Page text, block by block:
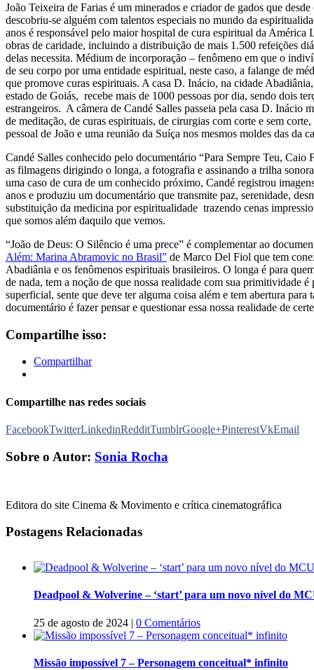
João Teixeira de Farias é um minerados e criador de gados que desde
descobriu-se alguém com talentos especiais no mundo da
anos é responsável pelo maior hospital de cura espiritual da América
obras de caridade, incluindo a distribuição de mais 1.500 refeições
delas necessita. Médium de incorporação – fenômeno em que o
de seu corpo por uma entidade espiritual, neste caso, a falange de
que promove curas espirituais. A casa D. Inácio, na cidade
estado de Goiás, recebe mais de 1000 pessoas por dia, sendo dois
estrangeiros. A câmera de Candé Salles passeia pela casa D. Inácio
de meditação, de curas espirituais, de cirurgias com corte e sem
pessoal de João e uma reunião da Suíça nos mesmos moldes das da
Candé Salles conhecido pelo documentário “Para Sempre Teu, Caio
as filmagens dirigindo o longa, a fotografia e assinando a trilha
uma caso de cura de um conhecido próximo, Candé registrou
anos e produziu um documentário que transmite paz, serenidade,
substituição da medicina por espiritualidade trazendo cenas
que somos além daquilo que vemos.
“João de Deus: O Silêncio é uma prece” é complementar ao
Além: Marina Abramovic no Brasil” de Marco Del Fiol que tem
Abadiânia e os fenômenos espirituais brasileiros. O longa é para
de nada, tem a noção de que nossa realidade com sua primitividade é
superficial, sente que deve ter alguma coisa além e tem abertura para
documentário é fazer pensar e questionar essa nossa realidade de
Compartilhe isso:
Compartilhar
Compartilhe nas redes sociais
FacebookTwitterLinkedinRedditTumblrGoogle+PinterestVkEmail
Sobre o Autor: Sonia Rocha
Editora do site Cinema & Movimento e crítica cinematográfica
Postagens Relacionadas
Deadpool & Wolverine – ‘start’ para um novo nível do
25 de agosto de 2024 | 0 Comentários
Missão impossível 7 – Personagem conceitual* infinito